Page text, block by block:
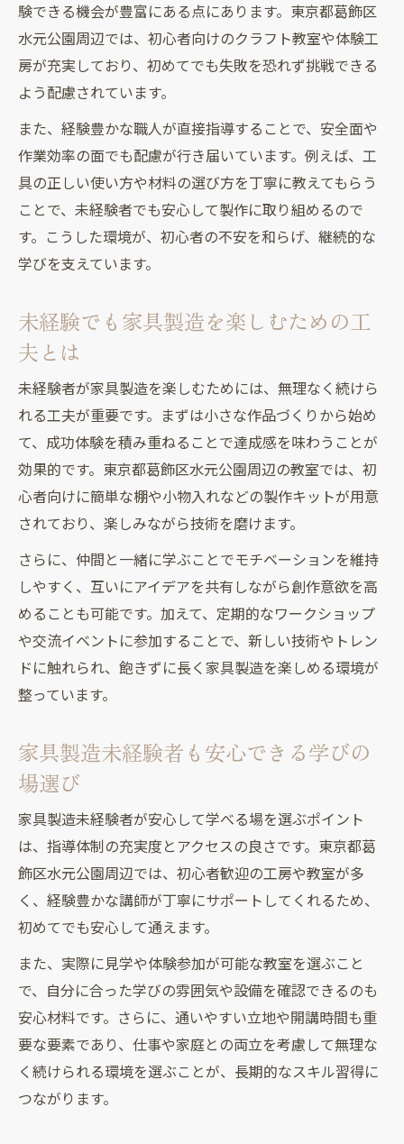
験できる機会が豊富にある点にあります。東京都葛飾区
水元公園周辺では、初心者向けのクラフト教室や体験工
房が充実しており、初めてでも失敗を恐れず挑戦できる
よう配慮されています。
また、経験豊かな職人が直接指導することで、安全面や
作業効率の面でも配慮が行き届いています。例えば、工
具の正しい使い方や材料の選び方を丁寧に教えてもらう
ことで、未経験者でも安心して製作に取り組めるので
す。こうした環境が、初心者の不安を和らげ、継続的な
学びを支えています。
未経験でも家具製造を楽しむための工
夫とは
未経験者が家具製造を楽しむためには、無理なく続けら
れる工夫が重要です。まずは小さな作品づくりから始め
て、成功体験を積み重ねることで達成感を味わうことが
効果的です。東京都葛飾区水元公園周辺の教室では、初
心者向けに簡単な棚や小物入れなどの製作キットが用意
されており、楽しみながら技術を磨けます。
さらに、仲間と一緒に学ぶことでモチベーションを維持
しやすく、互いにアイデアを共有しながら創作意欲を高
めることも可能です。加えて、定期的なワークショップ
や交流イベントに参加することで、新しい技術やトレン
ドに触れられ、飽きずに長く家具製造を楽しめる環境が
整っています。
家具製造未経験者も安心できる学びの
場選び
家具製造未経験者が安心して学べる場を選ぶポイント
は、指導体制の充実度とアクセスの良さです。東京都葛
飾区水元公園周辺では、初心者歓迎の工房や教室が多
く、経験豊かな講師が丁寧にサポートしてくれるため、
初めてでも安心して通えます。
また、実際に見学や体験参加が可能な教室を選ぶこと
で、自分に合った学びの雰囲気や設備を確認できるのも
安心材料です。さらに、通いやすい立地や開講時間も重
要な要素であり、仕事や家庭との両立を考慮して無理な
く続けられる環境を選ぶことが、長期的なスキル習得に
つながります。